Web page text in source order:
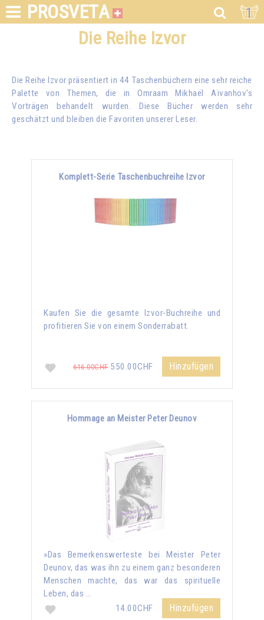
PROSVETA 1
Die Reihe Izvor
Die Reihe Izvor präsentiert in 44 Taschenbüchern eine sehr reiche
Palette von Themen, die inOmraam Mikhaël Aïvanhov's
Vorträgen behandelt wurden. Diese Bücher werden sehr
geschätzt und bleiben die Favoriten unserer Leser.
Komplett-Serie Taschenbuchreihe Izvor
Kaufen Sie die gesamte Izvor-Buchreihe und
profitieren Sie von einem Sonderrabatt.
616.00CHF550.00CHF Hinzufügen
Hommage an Meister Peter Deunov
»Das Bemerkenswerteste bei Meister Peter
Deunov, das was ihn zu einem ganz besonderen
Menschen machte, das war das spirituelle
Leben, das …
14.00CHF
Hinzufügen